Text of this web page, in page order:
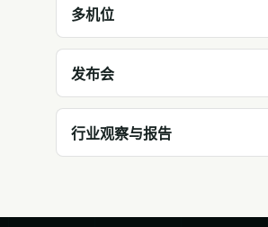
多机位
发布会
行业观察与报告